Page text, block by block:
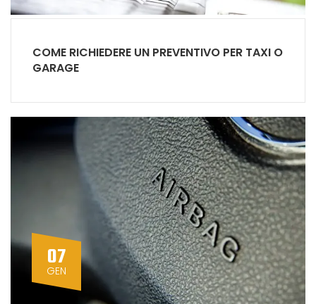
COME RICHIEDERE UN PREVENTIVO PER TAXI O
GARAGE
07
GEN